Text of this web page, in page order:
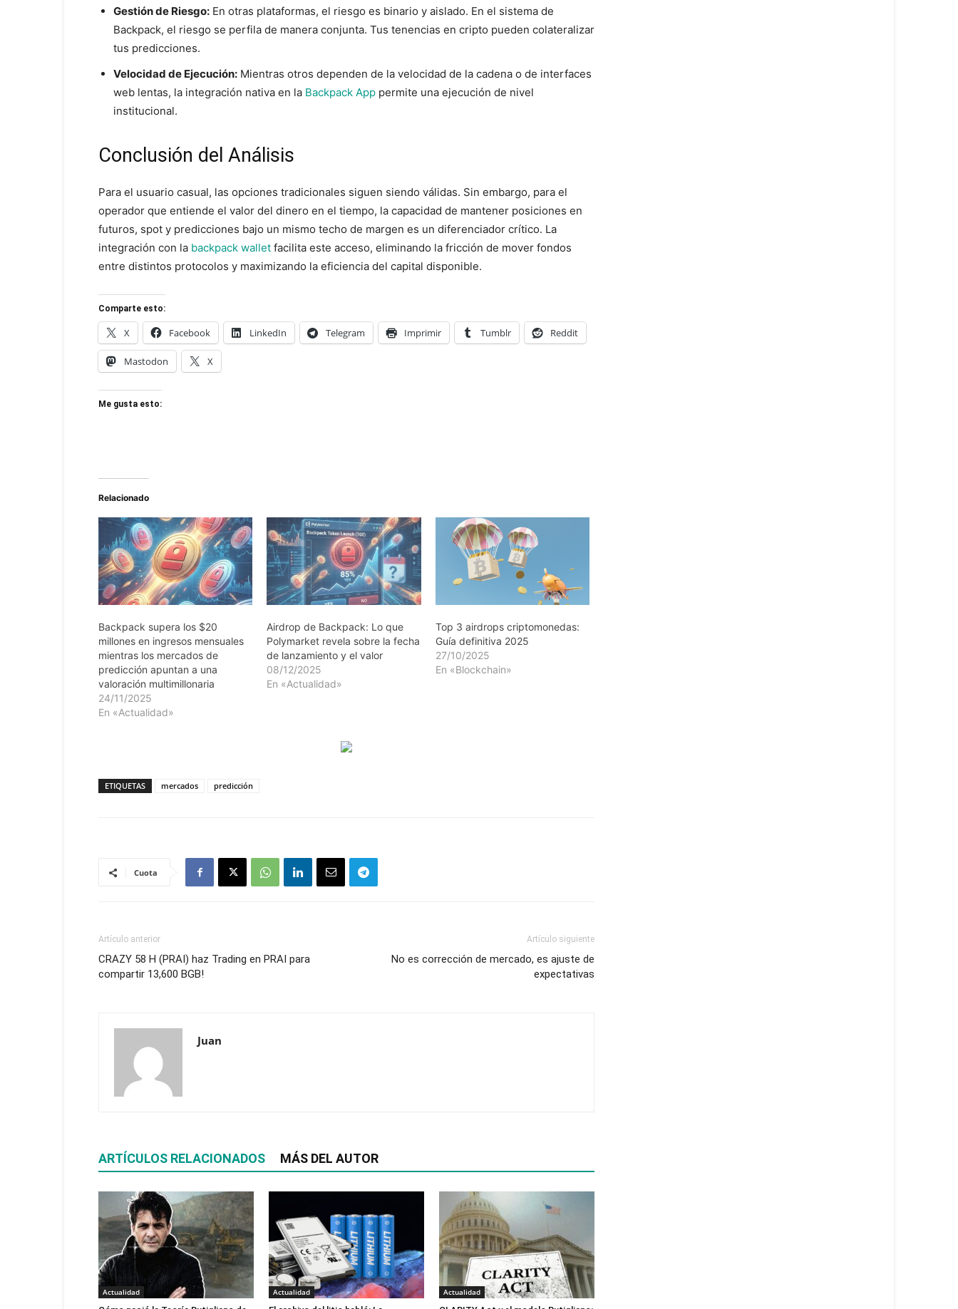
Gestión de Riesgo: En otras plataformas, el riesgo es binario y aislado. En el sistema de
Backpack, el riesgo se perfila de manera conjunta. Tus tenencias en cripto pueden colateralizar
tus predicciones.
Velocidad de Ejecución: Mientras otros dependen de la velocidad de la cadena o de interfaces
web lentas, la integración nativa en la Backpack App permite una ejecución de nivel
institucional.
Conclusión del Análisis
Para el usuario casual, las opciones tradicionales siguen siendo válidas. Sin embargo, para el
operador que entiende el valor del dinero en el tiempo, la capacidad de mantener posiciones en
futuros, spot y predicciones bajo un mismo techo de margen es un diferenciador crítico. La
integración con la backpack wallet facilita este acceso, eliminando la fricción de mover fondos
entre distintos protocolos y maximizando la eficiencia del capital disponible.
Comparte esto:
X Facebook LinkedIn Telegram Imprimir Tumblr Reddit
Mastodon X
Me gusta esto:
Relacionado
Backpack supera los $20
millones en ingresos mensuales
mientras los mercados de
predicción apuntan a una
valoración multimillonaria
24/11/2025
En «Actualidad»
Airdrop de Backpack: Lo que
Polymarket revela sobre la fecha
de lanzamiento y el valor
08/12/2025
En «Actualidad»
Top 3 airdrops criptomonedas:
Guía definitiva 2025
27/10/2025
En «Blockchain»
ETIQUETAS mercados predicción
Cuota
Artículo anterior
CRAZY 58 H (PRAI) haz Trading en PRAI para
compartir 13,600 BGB!
Artículo siguiente
No es corrección de mercado, es ajuste de
expectativas
Juan
ARTÍCULOS RELACIONADOS MÁS DEL AUTOR
Actualidad Actualidad Actualidad